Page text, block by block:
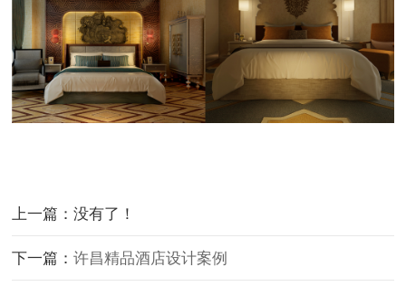
上一篇：没有了！
下一篇：许昌精品酒店设计案例